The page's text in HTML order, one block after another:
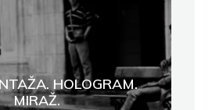
HOLOGRAM.
MIRAŽ.